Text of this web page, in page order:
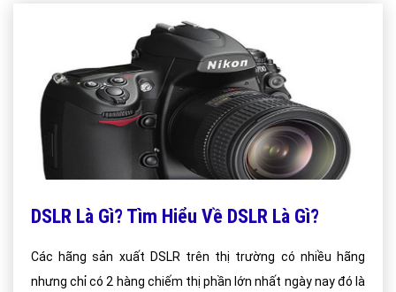
DSLR Là Gì? Tìm Hiểu Về DSLR Là Gì?
Các hãng sản xuất DSLR trên thị trường có nhiều hãng
nhưng chỉ có 2 hàng chiếm thị phần lớn nhất ngày nay đó là